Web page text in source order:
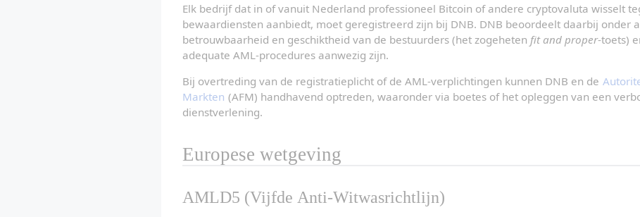
Elk bedrijf dat in of vanuit Nederland professioneel Bitcoin of andere cryptovaluta wisselt
bewaardiensten aanbiedt, moet geregistreerd zijn bij DNB. DNB beoordeelt daarbij onder
betrouwbaarheid en geschiktheid van de bestuurders (het zogeheten fit and proper-toets)
adequate AML-procedures aanwezig zijn.
Bij overtreding van de registratieplicht of de AML-verplichtingen kunnen DNB en de
Markten (AFM) handhavend optreden, waaronder via boetes of het opleggen van een
dienstverlening.
Europese wetgeving
AMLD5 (Vijfde Anti-Witwasrichtlijn)